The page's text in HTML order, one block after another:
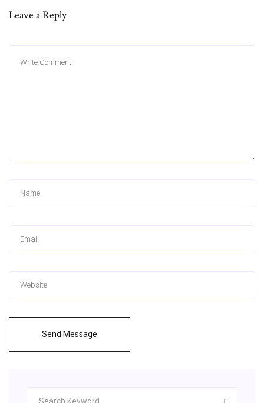
Leave a Reply
Send Message